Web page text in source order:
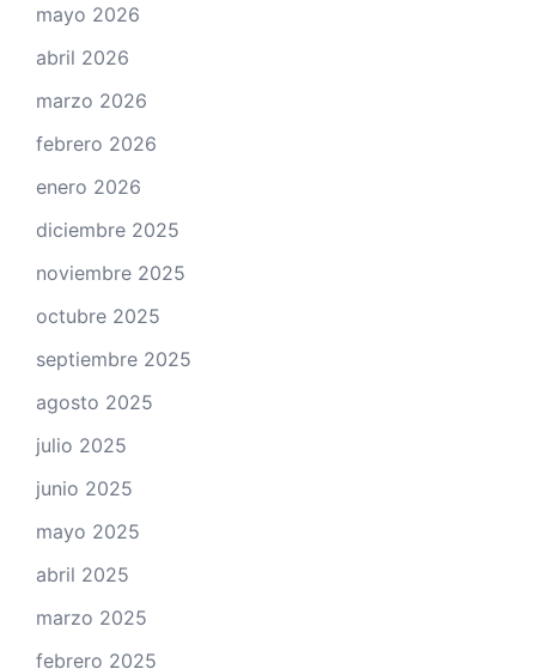
mayo 2026
abril 2026
marzo 2026
febrero 2026
enero 2026
diciembre 2025
noviembre 2025
octubre 2025
septiembre 2025
agosto 2025
julio 2025
junio 2025
mayo 2025
abril 2025
marzo 2025
febrero 2025